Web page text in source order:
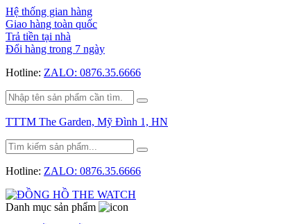
Hệ thống gian hàng
Giao hàng toàn quốc
Trả tiền tại nhà
Đổi hàng trong 7 ngày
Hotline: ZALO: 0876.35.6666
TTTM The Garden, Mỹ Đình 1, HN
Hotline: ZALO: 0876.35.6666
Danh mục sản phẩm